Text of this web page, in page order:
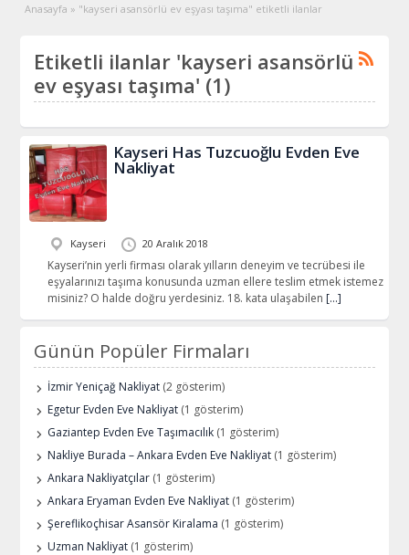
Anasayfa » "kayseri asansörlü ev eşyası taşıma" etiketli ilanlar
Etiketli ilanlar 'kayseri asansörlü
ev eşyası taşıma' (1)
Kayseri Has Tuzcuoğlu Evden Eve
Nakliyat
Kayseri 20 Aralık 2018
Kayseri’nin yerli firması olarak yılların deneyim ve tecrübesi ile
eşyalarınızı taşıma konusunda uzman ellere teslim etmek istemez
misiniz? O halde doğru yerdesiniz. 18. kata ulaşabilen […]
Günün Popüler Firmaları
İzmir Yeniçağ Nakliyat (2 gösterim)
Egetur Evden Eve Nakliyat (1 gösterim)
Gaziantep Evden Eve Taşımacılık (1 gösterim)
Nakliye Burada – Ankara Evden Eve Nakliyat (1 gösterim)
Ankara Nakliyatçılar (1 gösterim)
Ankara Eryaman Evden Eve Nakliyat (1 gösterim)
Şereflikoçhisar Asansör Kiralama (1 gösterim)
Uzman Nakliyat (1 gösterim)